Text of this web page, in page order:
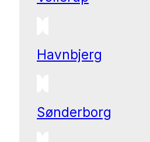
Havnbjerg
Sønderborg